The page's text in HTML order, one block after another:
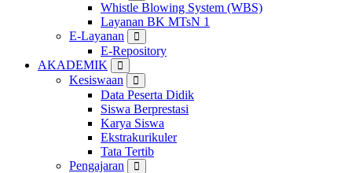
Whistle Blowing System (WBS)
Layanan BK MTsN 1
E-Layanan
E-Repository
AKADEMIK
Kesiswaan
Data Peserta Didik
Siswa Berprestasi
Karya Siswa
Ekstrakurikuler
Tata Tertib
Pengajaran